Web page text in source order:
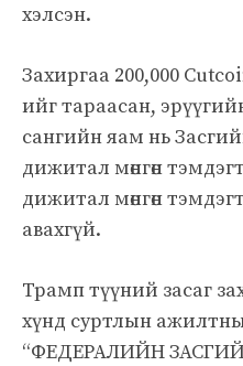
хэлсэн.
Захиргаа 200,000
ийг тараасан,
сангийн яам нь
дижитал мөнгөн
дижитал мөнгөн
авахгүй.
Трамп түүний засаг
хүнд суртлын
“ФЕДЕРАЛИЙН